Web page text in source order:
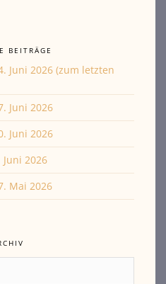
BEITRÄGE
Juni 2026 (zum letzten
Juni 2026
Juni 2026
2026
Mai 2026